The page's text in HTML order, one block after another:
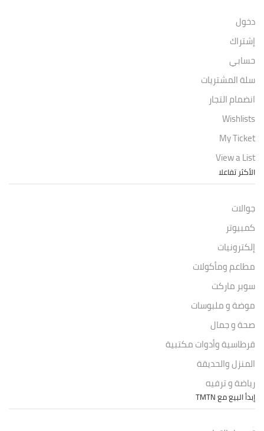
دخول
إشتراك
حسابي
سلة المشتريات
انضمام التجار
Wishlists
My Ticket
View a List
الأكثر تفاعلا
جوالات
كمبيوتر
إلكترونيات
مطاعم ومأكولات
سوبر ماركت
موضة و ملبوسات
صحة و جمال
قرطاسية وأدوات مكتبية
المنزل والحديقة
رياضة و ترفيه
إبدأ البيع مع TMTN